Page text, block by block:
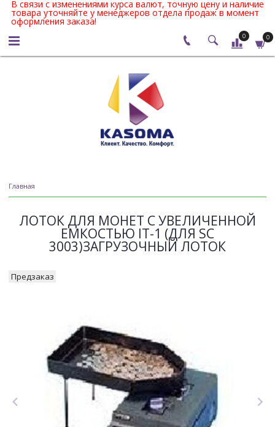
В связи с изменениями курса валют, точную цену и наличие
товара уточняйте у менеджеров отдела продаж в момент
оформления заказа!
0 0
Главная
ЛОТОК ДЛЯ МОНЕТ С УВЕЛИЧЕННОЙ
ЕМКОСТЬЮ IT-1 (ДЛЯ SC
3003)ЗАГРУЗОЧНЫЙ ЛОТОК
Предзаказ